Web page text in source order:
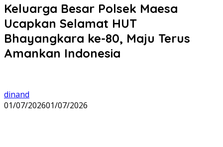
Keluarga Besar Polsek Maesa
Ucapkan Selamat HUT
Bhayangkara ke-80, Maju Terus
Amankan Indonesia
dinand
01/07/202601/07/2026